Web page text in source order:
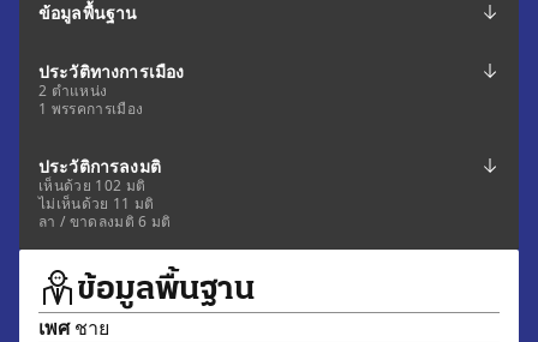
ข้อมูลพื้นฐาน
ประวัติทางการเมือง
2 ตำแหน่ง
1 พรรคการเมือง
ประวัติการลงมติ
เห็นด้วย 102 มติ
ไม่เห็นด้วย 11 มติ
ลา / ขาดลงมติ 6 มติ
ข้อมูลพื้นฐาน
เพศชาย